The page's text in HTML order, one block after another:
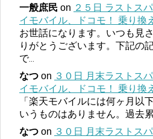
一般庶民 on ２５日 ラストス
イモバイル、ドコモ！ 乗り換
お世話になります。いつも見
りがとうございます。下記の
で...
なつ on ３０日 月末ラストス
イモバイル、ドコモ！ 乗り換
「楽天モバイルには何ヶ月以
いうものはありません。過去
なつ on ３０日 月末ラストス